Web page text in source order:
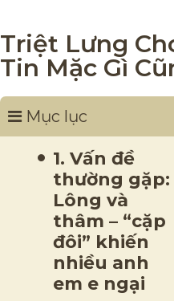
Triệt Lưng
Tin Mặc Gì
Mục lục
1. Vấn đề
thường gặp:
Lông và
thâm – “cặp
đôi” khiến
nhiều anh
em e ngại